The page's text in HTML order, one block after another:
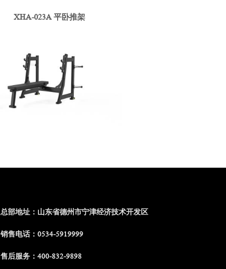
XHA-023A 平卧推架
总部地址：山东省德州市宁津经济技术开发区
销售电话：0534-5919999
售后服务：400-832-9898